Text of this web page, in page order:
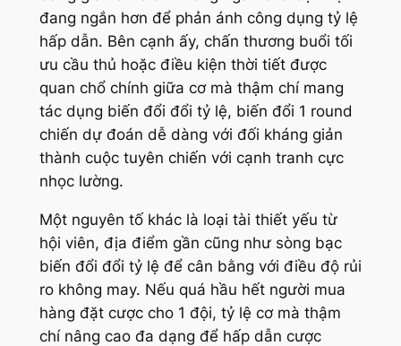
đang ngắn hơn để phản ánh công dụng tỷ lệ
hấp dẫn. Bên cạnh ấy, chấn thương buổi tối
ưu cầu thủ hoặc điều kiện thời tiết được
quan chổ chính giữa cơ mà thậm chí mang
tác dụng biến đổi đổi tỷ lệ, biến đổi 1 round
chiến dự đoán dễ dàng với đối kháng giản
thành cuộc tuyên chiến với cạnh tranh cực
nhọc lường.
Một nguyên tố khác là loại tài thiết yếu từ
hội viên, địa điểm gần cũng như sòng bạc
biến đổi đổi tỷ lệ để cân bằng với điều độ rủi
ro không may. Nếu quá hầu hết người mua
hàng đặt cược cho 1 đội, tỷ lệ cơ mà thậm
chí nâng cao đa dạng để hấp dẫn cược